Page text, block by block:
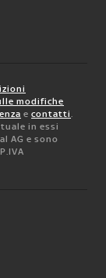
modifiche
e contatti.
in essi
AG e sono